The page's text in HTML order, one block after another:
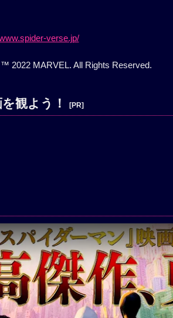
verse.jp/
2022 MARVEL. All Rights Reserved.
観よう！ [PR]